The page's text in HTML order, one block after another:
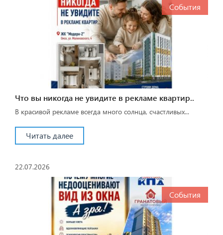
События
Что вы никогда не увидите в рекламе квартир..
В красивой рекламе всегда много солнца, счастливых...
Читать далее
22.07.2026
События